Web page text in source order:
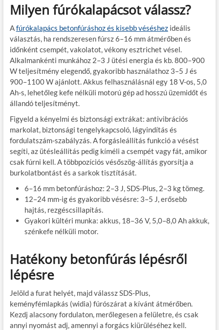
Milyen fúrókalapácsot válassz?
Afúrókalapács betonfúráshoz és kisebb véséshezideális
választás, ha rendszeresen fúrsz 6–16 mm átmérőben és
időnként csempét, vakolatot, vékony esztrichet vésel.
Alkalmankénti munkához 2–3 J ütési energia és kb. 800–900
W teljesítmény elegendő, gyakoribb használathoz 3–5 J és
900–1100 W ajánlott. Akkus felhasználásnál egy 18 V-os, 5,0
Ah-s, lehetőleg kefe nélküli motorú gép ad hosszú üzemidőt és
állandó teljesítményt.
Figyeld a kényelmi és biztonsági extrákat: antivibrációs
markolat, biztonsági tengelykapcsoló, lágyindítás és
fordulatszám-szabályzás. A forgásleállítás funkció a vésést
segíti, az ütésleállítás pedig kíméli a csempét vagy fát, amikor
csak fúrni kell. A többpozíciós vésőszög-állítás gyorsítja a
burkolatbontást és a sarkok tisztítását.
6–16 mm betonfúráshoz: 2–3 J, SDS-Plus, 2–3 kg tömeg.
12–24 mm-ig és gyakoribb vésésre: 3–5 J, erősebb
hajtás, rezgéscsillapítás.
Gyakori kültéri munka: akkus, 18–36 V, 5,0–8,0 Ah akkuk,
szénkefe nélküli motor.
Hatékony betonfúrás lépésről
lépésre
Jelöld a furat helyét, majd válassz SDS-Plus,
keményfémlapkás (widia) fúrószárat a kívánt átmérőben.
Kezdj alacsony fordulaton, merőlegesen a felületre, és csak
annyi nyomást adj, amennyi a forgács kiürüléséhez kell.